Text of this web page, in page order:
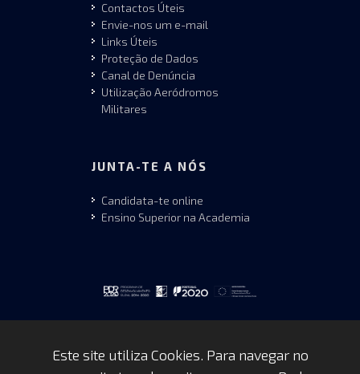
Contactos Úteis
Envie-nos um e-mail
Links Úteis
Proteção de Dados
Canal de Denúncia
Utilização Aeródromos
Militares
JUNTA-TE A NÓS
Candidata-te online
Ensino Superior na Academia
Este site utiliza Cookies. Para navegar no